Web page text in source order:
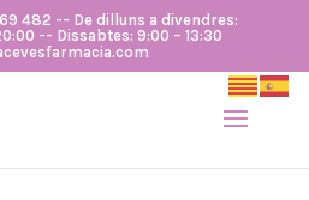
482 -- De dilluns a divendres:
-- Dissabtes: 9:00 – 13:30